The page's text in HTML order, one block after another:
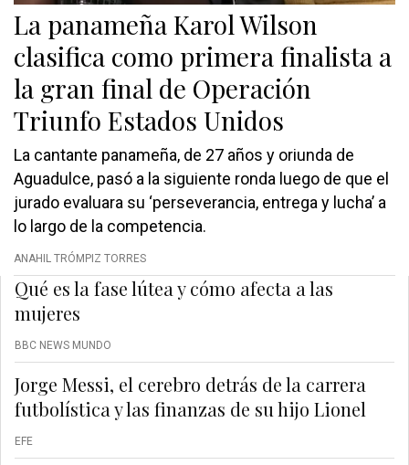
La panameña Karol Wilson
clasifica como primera finalista a
la gran final de Operación
Triunfo Estados Unidos
La cantante panameña, de 27 años y oriunda de
Aguadulce, pasó a la siguiente ronda luego de que el
jurado evaluara su ‘perseverancia, entrega y lucha’ a
lo largo de la competencia.
ANAHIL TRÓMPIZ TORRES
Qué es la fase lútea y cómo afecta a las
mujeres
BBC NEWS MUNDO
Jorge Messi, el cerebro detrás de la carrera
futbolística y las finanzas de su hijo Lionel
EFE